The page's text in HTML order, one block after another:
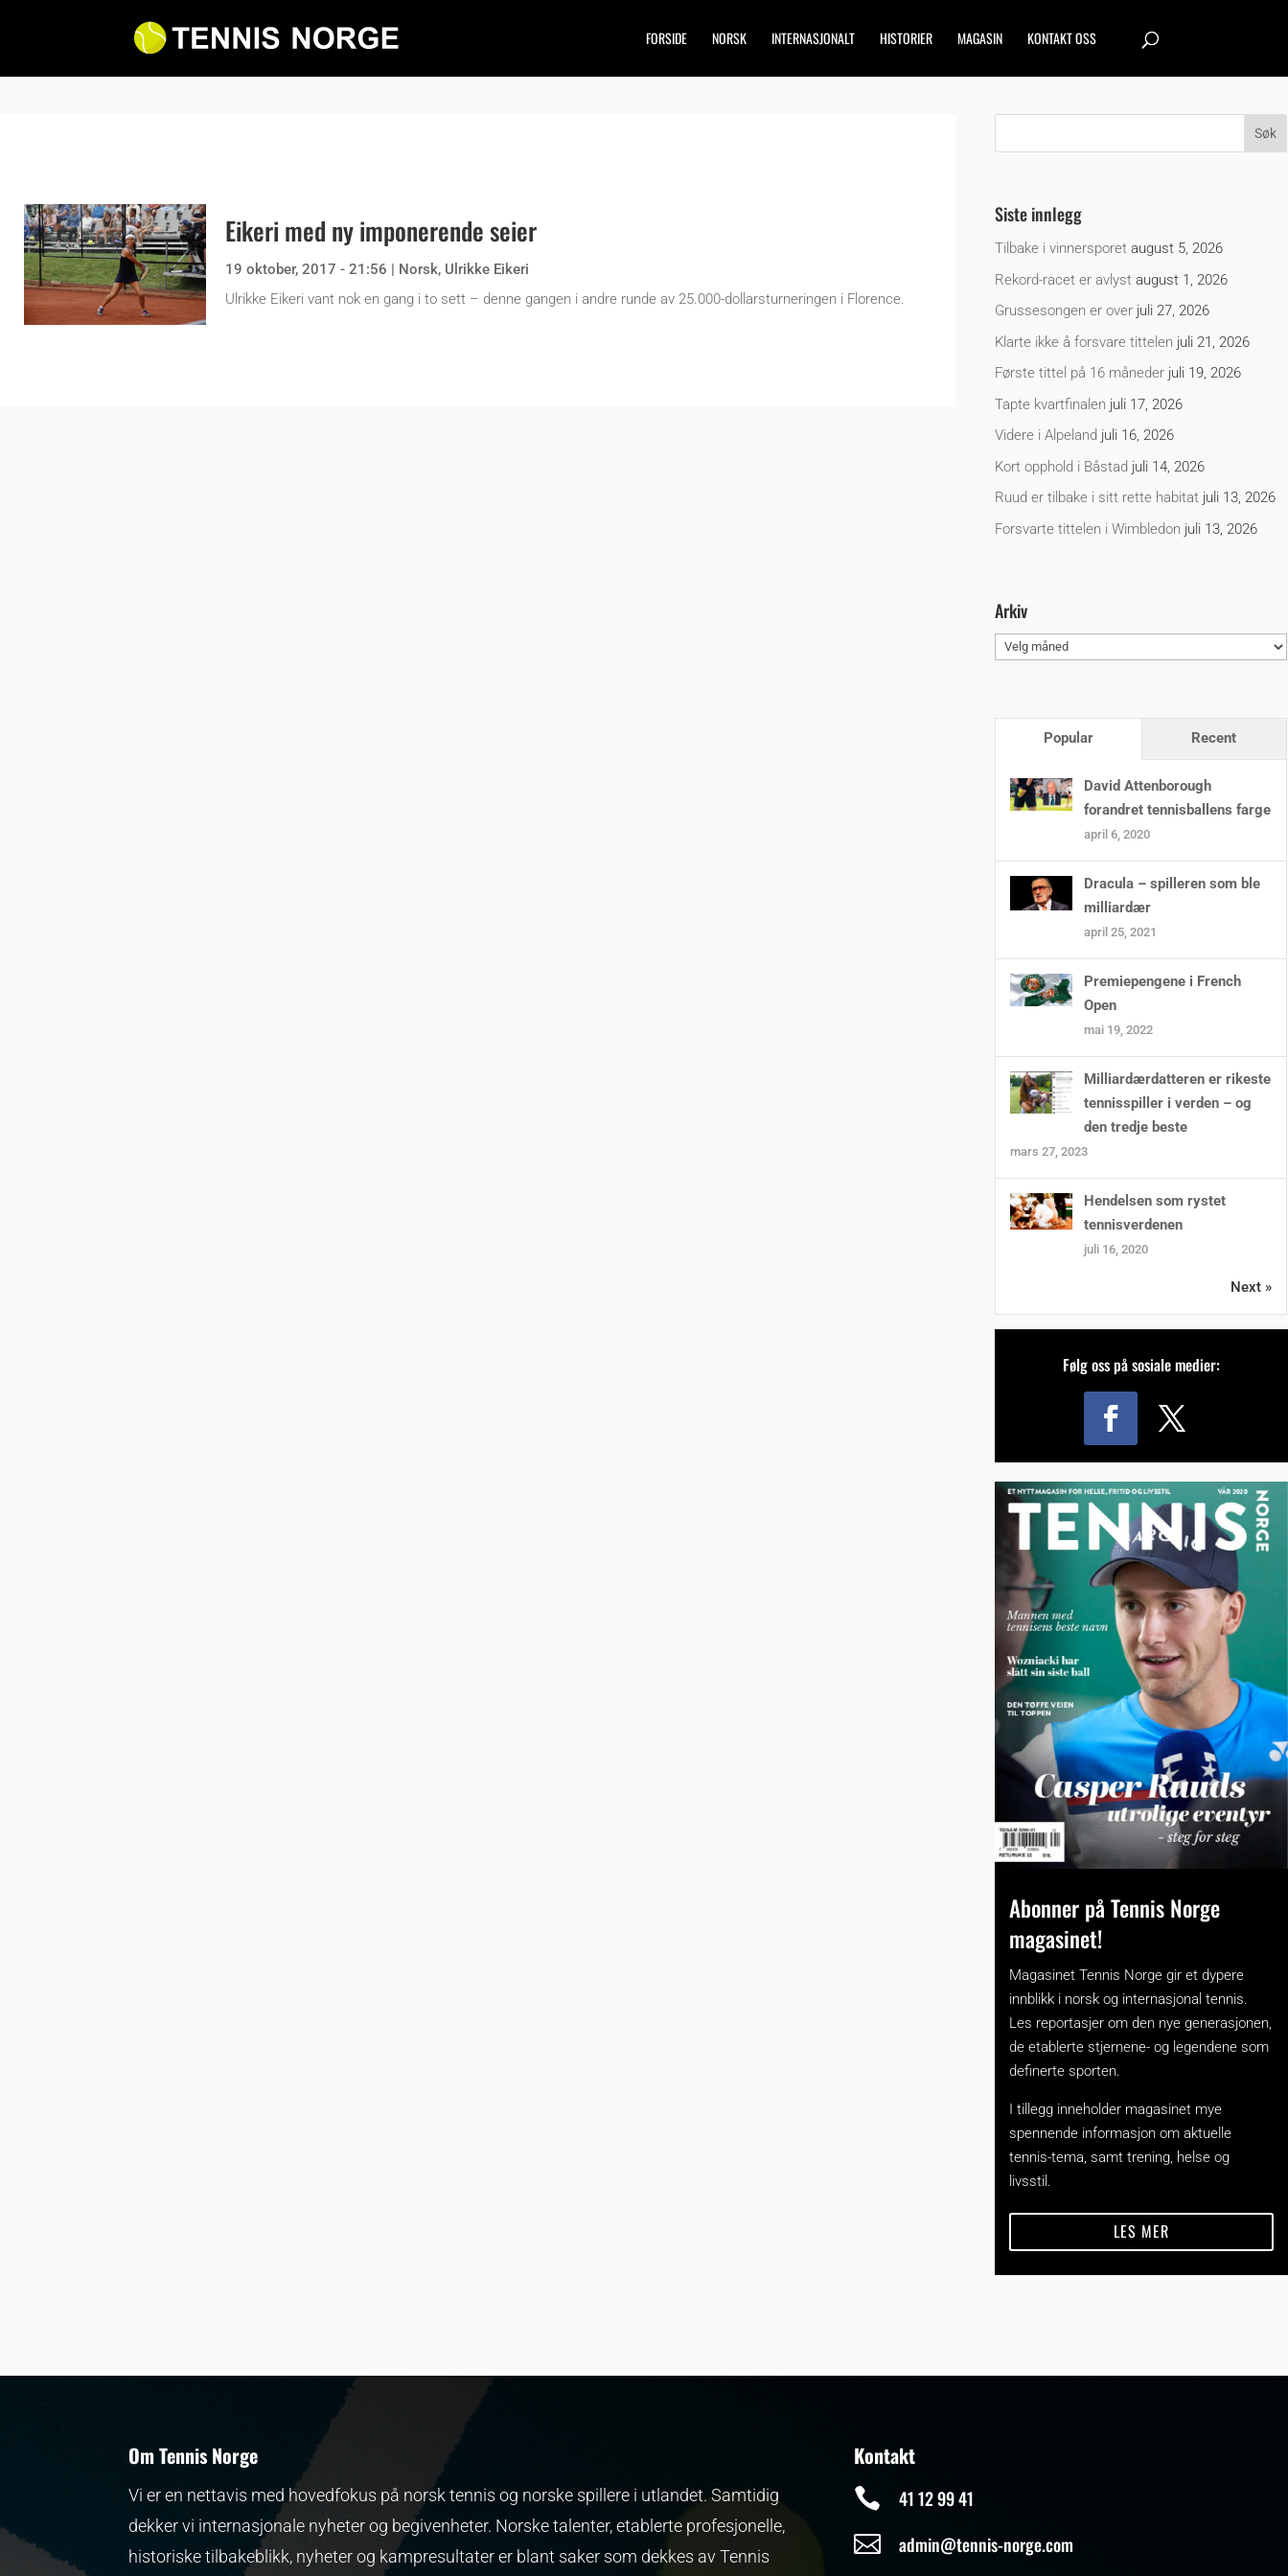
FORSIDE NORSK INTERNASJONALT HISTORIER MAGASIN KONTAKT OSS
Eikeri med ny imponerende seier
19 oktober, 2017 - 21:56 Norsk, Ulrikke Eikeri
Ulrikke Eikeri vant nok en gang i to sett – denne gangen i andre runde av 25.000-dollarsturneringen i Florence.
Siste innlegg
Tilbake i vinnersporet august 5, 2026
Rekord-racet er avlyst august 1, 2026
Grussesongen er over juli 27, 2026
Klarte ikke å forsvare tittelen juli 21, 2026
Første tittel på 16 måneder juli 19, 2026
Tapte kvartfinalen juli 17, 2026
Videre i Alpeland juli 16, 2026
Kort opphold i Båstad juli 14, 2026
Ruud er tilbake i sitt rette habitat juli 13, 2026
Forsvarte tittelen i Wimbledon juli 13, 2026
Arkiv
Arkiv
Popular Recent
David Attenborough
forandret tennisballens farge
april 6, 2020
Dracula – spilleren som ble
milliardær
april 25, 2021
Premiepengene i French
Open
mai 19, 2022
Milliardærdatteren er rikeste
tennisspiller i verden – og
den tredje beste
mars 27, 2023
Hendelsen som rystet
tennisverdenen
juli 16, 2020
Next »
Følg oss på sosiale medier:
Abonner på Tennis Norge
magasinet!
Magasinet Tennis Norge gir et dypere
innblikk i norsk og internasjonal tennis.
Les reportasjer om den nye generasjonen,
de etablerte stjernene- og legendene som
definerte sporten.
I tillegg inneholder magasinet mye
spennende informasjon om aktuelle
tennis-tema, samt trening, helse og
livsstil.
LES MER
Om Tennis Norge
Vi er en nettavis med hovedfokus på norsk tennis og norske spillere i utlandet. Samtidig
dekker vi internasjonale nyheter og begivenheter. Norske talenter, etablerte profesjonelle,
historiske tilbakeblikk, nyheter og kampresultater er blant saker som dekkes av Tennis
Kontakt
 41 12 99 41
 admin@tennis-norge.com